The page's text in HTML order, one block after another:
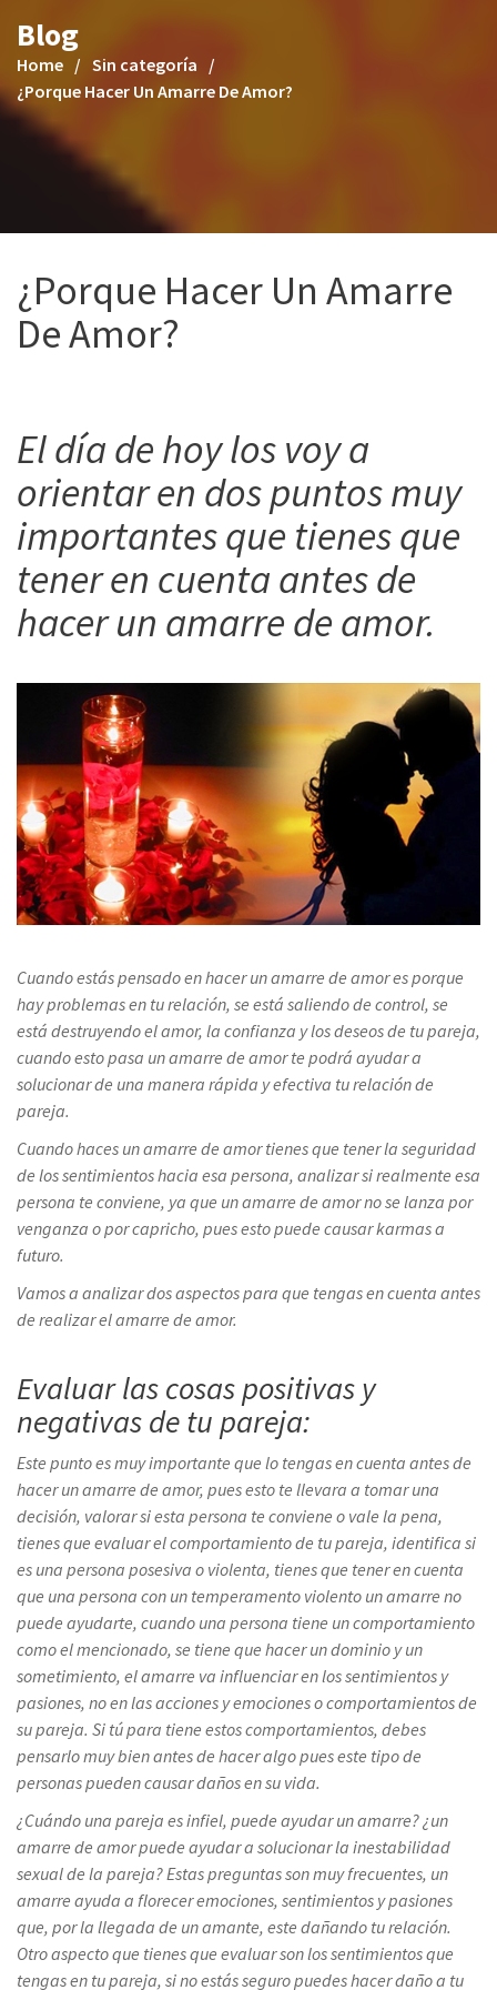
Blog
Home Sin categoría
¿Porque Hacer Un Amarre De Amor?
¿Porque Hacer Un Amarre
De Amor?
El día de hoy los voy a
orientar en dos puntos muy
importantes que tienes que
tener en cuenta antes de
hacer un amarre de amor.
Cuando estás pensado en hacer un amarre de amor es porque
hay problemas en tu relación, se está saliendo de control, se
está destruyendo el amor, la confianza y los deseos de tu pareja,
cuando esto pasa un amarre de amor te podrá ayudar a
solucionar de una manera rápida y efectiva tu relación de
pareja.
Cuando haces un amarre de amor tienes que tener la seguridad
de los sentimientos hacia esa persona, analizar si realmente esa
persona te conviene, ya que un amarre de amor no se lanza por
venganza o por capricho, pues esto puede causar karmas a
futuro.
Vamos a analizar dos aspectos para que tengas en cuenta antes
de realizar el amarre de amor.
Evaluar las cosas positivas y
negativas de tu pareja:
Este punto es muy importante que lo tengas en cuenta antes de
hacer un amarre de amor, pues esto te llevara a tomar una
decisión, valorar si esta persona te conviene o vale la pena,
tienes que evaluar el comportamiento de tu pareja, identifica si
es una persona posesiva o violenta, tienes que tener en cuenta
que una persona con un temperamento violento un amarre no
puede ayudarte, cuando una persona tiene un comportamiento
como el mencionado, se tiene que hacer un dominio y un
sometimiento, el amarre va influenciar en los sentimientos y
pasiones, no en las acciones y emociones o comportamientos de
su pareja. Si tú para tiene estos comportamientos, debes
pensarlo muy bien antes de hacer algo pues este tipo de
personas pueden causar daños en su vida.
¿Cuándo una pareja es infiel, puede ayudar un amarre? ¿un
amarre de amor puede ayudar a solucionar la inestabilidad
sexual de la pareja? Estas preguntas son muy frecuentes, un
amarre ayuda a florecer emociones, sentimientos y pasiones
que, por la llegada de un amante, este dañando tu relación.
Otro aspecto que tienes que evaluar son los sentimientos que
tengas en tu pareja, si no estás seguro puedes hacer daño a tu